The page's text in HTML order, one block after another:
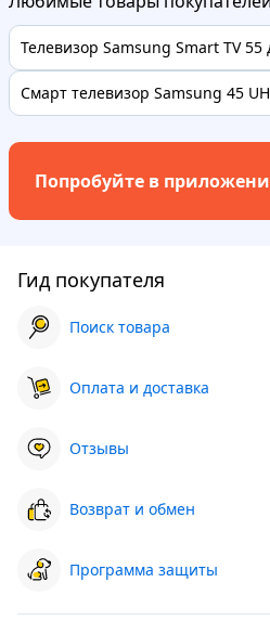
Телевизор Samsung Smart TV
Смарт телевизор Samsung 45
Попробуйте в
Гид покупателя
Поиск товара
Оплата и доставка
Отзывы
Возврат и обмен
Программа защиты